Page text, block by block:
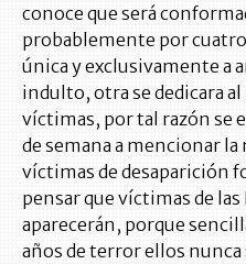
conoce que será
probablemente por cuatro
única y exclusivamente a
indulto, otra se dedicara
víctimas, por tal razón se
de semana a mencionar la
víctimas de desaparición
pensar que víctimas de
aparecerán, porque
años de terror ellos